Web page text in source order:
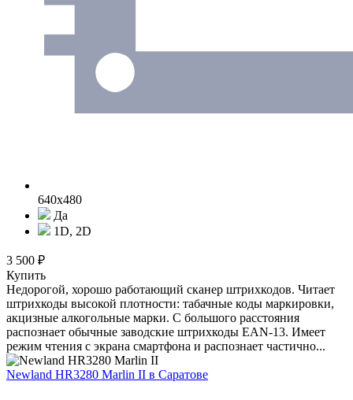
640x480
Да
1D, 2D
3 500 ₽
Купить
Недорогой, хорошо работающий сканер штрихкодов. Читает
штрихкоды высокой плотности: табачные коды маркировки,
акцизные алкогольные марки. С большого расстояния
распознает обычные заводские штрихкоды EAN-13. Имеет
режим чтения с экрана смартфона и распознает частично...
Newland HR3280 Marlin II в Саратове